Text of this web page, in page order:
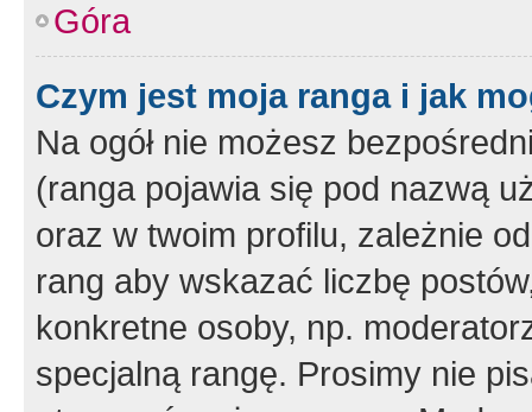
Góra
Czym jest moja ranga i jak
Na ogół nie możesz
(ranga pojawia się pod nazwą
oraz w twoim profilu, zależnie
rang aby wskazać liczbę
konkretne osoby, np.
specjalną rangę. Prosimy nie